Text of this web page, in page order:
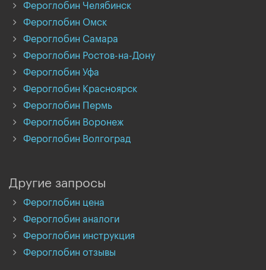
Фероглобин Челябинск
Фероглобин Омск
Фероглобин Самара
Фероглобин Ростов-на-Дону
Фероглобин Уфа
Фероглобин Красноярск
Фероглобин Пермь
Фероглобин Воронеж
Фероглобин Волгоград
Другие запросы
Фероглобин цена
Фероглобин аналоги
Фероглобин инструкция
Фероглобин отзывы